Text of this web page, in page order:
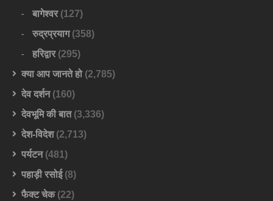
बागेश्वर(127)
रुद्रप्रयाग(358)
हरिद्वार(295)
क्या आप जानते हो(2,785)
देव दर्शन(160)
देवभूमि की बात(3,336)
देश-विदेश(2,713)
पर्यटन(481)
पहाड़ी रसोई(8)
फैक्ट चेक(22)